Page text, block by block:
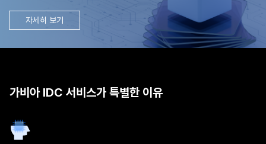
자세히 보기
가비아 IDC 서비스가 특별한 이유